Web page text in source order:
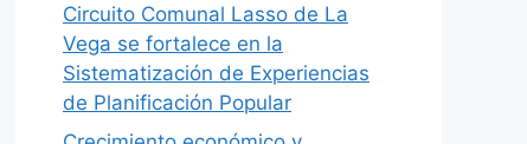
Circuito Comunal Lasso de La
Vega se fortalece en la
Sistematización de Experiencias
de Planificación Popular